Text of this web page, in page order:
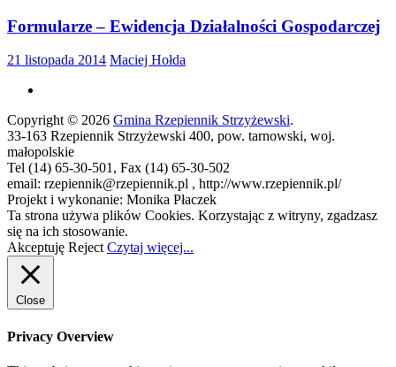
Formularze – Ewidencja Działalności Gospodarczej
21 listopada 2014 Maciej Hołda
Copyright © 2026 Gmina Rzepiennik Strzyżewski.
33-163 Rzepiennik Strzyżewski 400, pow. tarnowski, woj.
małopolskie
Tel (14) 65-30-501, Fax (14) 65-30-502
email: rzepiennik@rzepiennik.pl , http://www.rzepiennik.pl/
Projekt i wykonanie: Monika Płaczek
Ta strona używa plików Cookies. Korzystając z witryny, zgadzasz
się na ich stosowanie.
Akceptuję Reject Czytaj więcej...
Close
Privacy Overview